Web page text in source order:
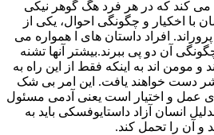
کند که در هر فرد هگ گوهر نیکی
اخکیار و چگونگی احوال، یکی از
افراد داستان های ا همواره می
آن دو پی ببرند.بیشتر آنها تشنه
مومن اند به اینکه فقط از این راه به
دست خواهند یافت. این امر بی شک
عمل و اختیار است یعنی آدمی مسئول
انسان آزاد داستایوفسکی باید به
آن را تحمل کند.